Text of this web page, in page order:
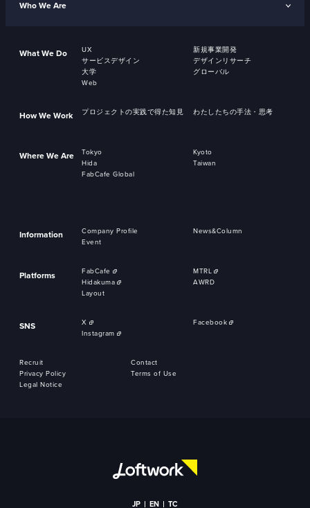
Who We Are
What We Do UX
新規事業開発
サービスデザイン
デザインリサーチ
大学
グローバル
Web
How We Work プロジェクトの実践で得た知見 わたしたちの手法・思考
Where We Are Tokyo
Kyoto
Hida
Taiwan
FabCafe Global
Information Company Profile
News&Column
Event
Platforms FabCafe
MTRL
Hidakuma
AWRD
Layout
SNS X
Facebook
Instagram
Recruit
Contact
Privacy Policy
Terms of Use
Legal Notice
JP EN TC